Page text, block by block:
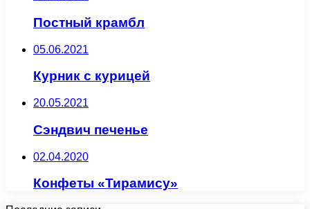
Постный крамбл
05.06.2021
Курник с курицей
20.05.2021
Сэндвич печенье
02.04.2020
Конфеты «Тирамису»